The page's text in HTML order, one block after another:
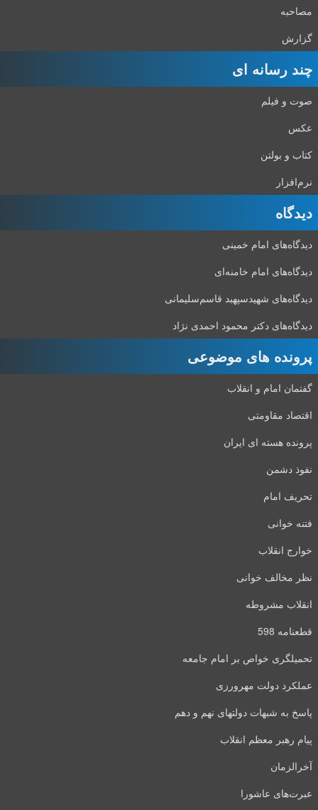
مصاحبه
گزارش
چند رسانه ای
صوت و فیلم
عکس
کتاب و بولتن
نرم‌افزار
دیدگاه‌
دیدگاه‌های امام خمینی
دیدگاه‌های امام خامنه‌ای
دیدگاه‌های شهید‌سپهبد قاسم‌سلیمانی
دیدگاه‌های دکتر محمود احمدی نژاد
پرونده های موضوعی
گفتمان امام و انقلاب
اقتصاد مقاومتی
پرونده هسته ای ایران
نفوذ دشمن
تحریف امام
فتنه خوانی
خوارج انقلاب
نظر مخالف خوانی
انقلاب مشروطه
قطعنامه 598
تحمیلگری خواص بر امام جامعه
عملکرد دولت مهرورزی
پاسخ به شبهات دولتهای نهم و دهم
پیام رهبر معظم انقلاب
آخرالزمان
عبرت‌های عاشورا